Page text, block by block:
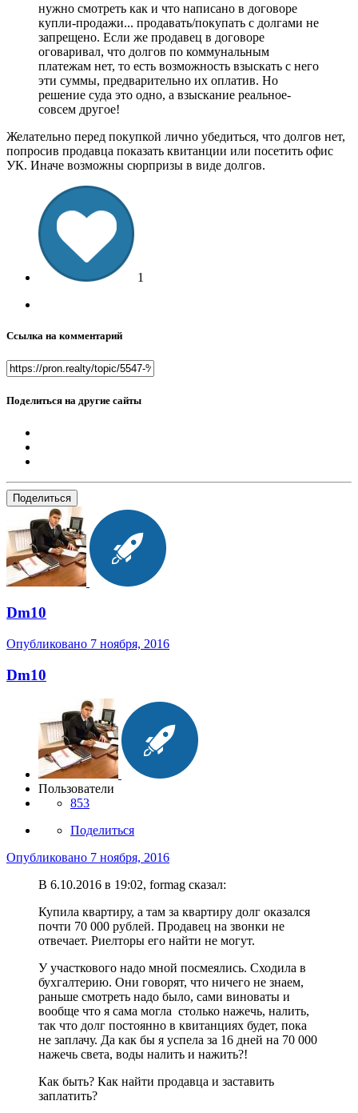
нужно смотреть как и что написано в договоре
купли-продажи... продавать/покупать с долгами не
запрещено. Если же продавец в договоре
оговаривал, что долгов по коммунальным
платежам нет, то есть возможность взыскать с него
эти суммы, предварительно их оплатив. Но
решение суда это одно, а взыскание реальное-
совсем другое!
Желательно перед покупкой лично убедиться, что долгов нет,
попросив продавца показать квитанции или посетить офис
УК. Иначе возможны сюрпризы в виде долгов.
1
Ссылка на комментарий
Поделиться на другие сайты
Поделиться
Dm10
Опубликовано 7 ноября, 2016
Dm10
Пользователи
853
Поделиться
Опубликовано 7 ноября, 2016
В 6.10.2016 в 19:02, formag сказал:
Купила квартиру, а там за квартиру долг оказался
почти 70 000 рублей. Продавец на звонки не
отвечает. Риелторы его найти не могут.
У участкового надо мной посмеялись. Сходила в
бухгалтерию. Они говорят, что ничего не знаем,
раньше смотреть надо было, сами виноваты и
вообще что я сама могла столько нажечь, налить,
так что долг постоянно в квитанциях будет, пока
не заплачу. Да как бы я успела за 16 дней на 70 000
нажечь света, воды налить и нажить?!
Как быть? Как найти продавца и заставить
заплатить?